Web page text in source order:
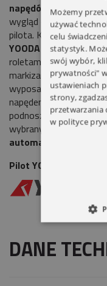
napędów.
wygląd oraz wygodę
pilota. Kompatybilność
YOODA daje
roletami
markizami,
wyposażony jest pilot,
napędem poprzez
podnoszenia i
wybranych dni.
automatyczny i losowy.
Pilot YOODA
DANE
Możemy
używać
celu
statystyk.
swój wybór,
prywatności"
ustawieniach
strony,
przetwarzania
w polityce